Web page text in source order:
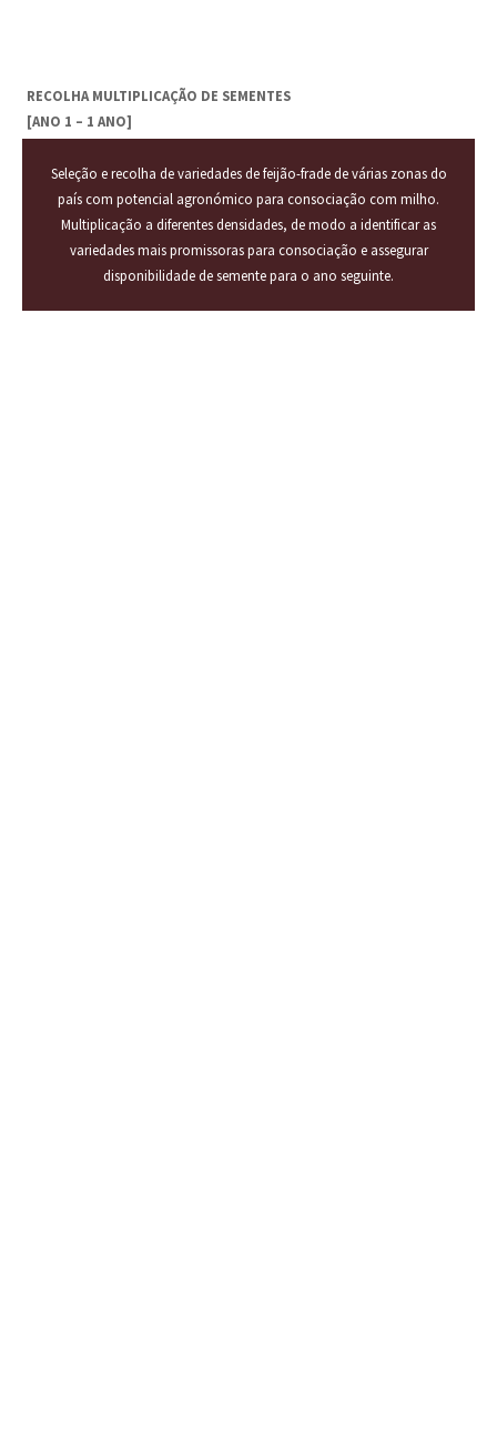
RECOLHA MULTIPLICAÇÃO DE SEMENTES
[ANO 1 – 1 ANO]
Seleção e recolha de variedades de feijão-frade de várias zonas do
país com potencial agronómico para consociação com milho.
Multiplicação a diferentes densidades, de modo a identificar as
variedades mais promissoras para consociação e assegurar
disponibilidade de semente para o ano seguinte.